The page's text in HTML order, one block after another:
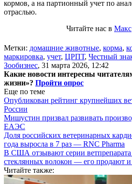
кормов, а на партионный учет по
отраслью.
Читайте нас в Макс
Метки: домашние животные, корма,
маркировка, учет, ЦРПТ, Честный
Зообизнес, 31 марта 2026, 12:42
Какие новости интересны
жизни»? Пройти опрос
Еще по теме
Опубликован рейтинг крупнейших
России
Мишустин призвал развивать
ЕАЭС
Доля российских ветеринарных
года выросла в 7 раз — RNC Pharma
В США отзывают серии ветпрепарата
стеклянных волокон — его продают и
Читайте также: